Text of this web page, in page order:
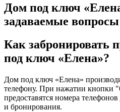
Дом под ключ
задаваемые вопросы
Как забронировать
под ключ «Елена»?
Дом под ключ «Елена»
телефону. При нажатии кнопки
предоставятся номера
и бронирования.